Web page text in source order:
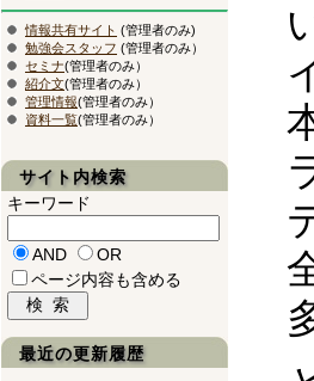
情報共有サイト (管理者のみ)
勉強会スタッフ (管理者のみ）
セミナ(管理者のみ）
紹介文(管理者のみ）
管理情報(管理者のみ）
資料一覧(管理者のみ）
サイト内検索
キーワード
AND
OR
ページ内容も含める
最近の更新履歴